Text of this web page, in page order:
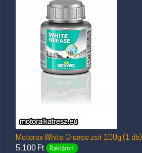
Motorex White Grease zsír 100g (1 db)
5.100 Ft Raktáron!